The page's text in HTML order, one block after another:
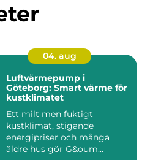
04. aug
Luftvärmepump i
Göteborg: Smart värme för
kustklimatet
Ett milt men fuktigt
kustklimat, stigande
energipriser och många
äldre hus gör G&oum...